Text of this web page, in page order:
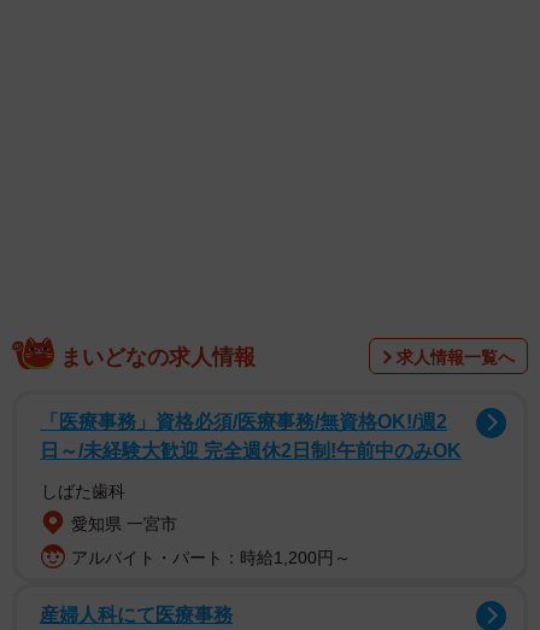
まいどなの求人情報 求人情報一覧へ
「医療事務」資格必須/医療事務/無資格OK!/週2
日～/未経験大歓迎 完全週休2日制!午前中のみOK
しばた歯科
愛知県 一宮市
アルバイト・パート：時給1,200円～
産婦人科にて医療事務